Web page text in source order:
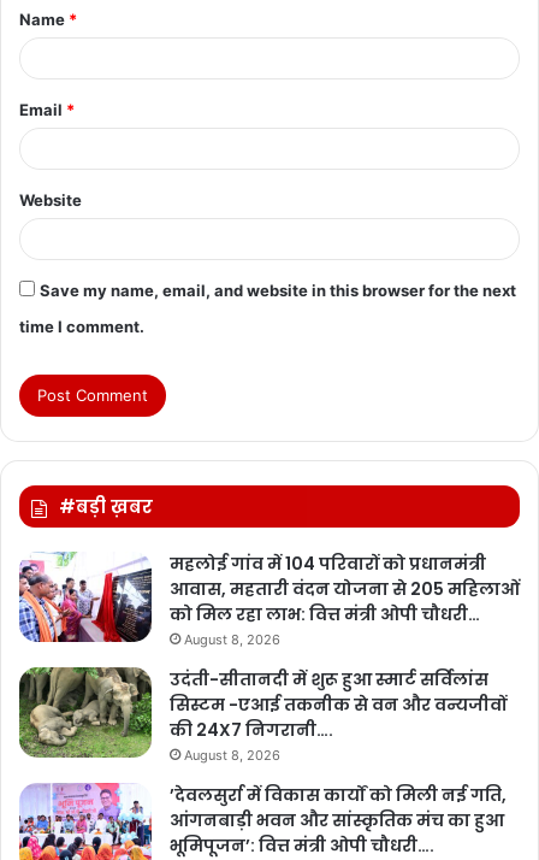
*
Name *
Email *
Website
Save my name, email, and website in this browser for the next
time I comment.
#बड़ी ख़बर
महलोई गांव में 104 परिवारों को प्रधानमंत्री
आवास, महतारी वंदन योजना से 205 महिलाओं
को मिल रहा लाभ: वित्त मंत्री ओपी चौधरी…
August 8, 2026
उदंती-सीतानदी में शुरू हुआ स्मार्ट सर्विलांस
सिस्टम -एआई तकनीक से वन और वन्यजीवों
की 24X7 निगरानी….
August 8, 2026
’देवलसुर्रा में विकास कार्यों को मिली नई गति,
आंगनबाड़ी भवन और सांस्कृतिक मंच का हुआ
भूमिपूजन’: वित्त मंत्री ओपी चौधरी….